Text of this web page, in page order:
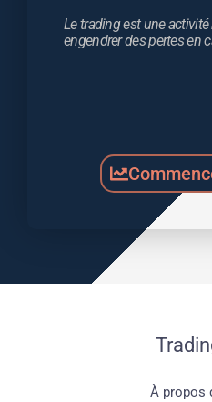
Le trading est une
engendrer des pertes en
À propos